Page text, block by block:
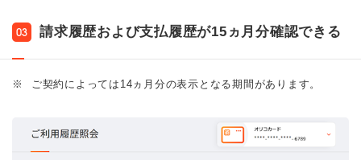
03 請求履歴および支払履歴が15ヵ月分確認できる
※ ご契約によっては14ヵ月分の表示となる期間があります。